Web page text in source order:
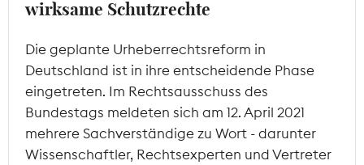
wirksame Schutzrechte
Die geplante Urheberrechtsreform in
Deutschland ist in ihre entscheidende Phase
eingetreten. Im Rechtsausschuss des
Bundestags meldeten sich am 12. April 2021
mehrere Sachverständige zu Wort - darunter
Wissenschaftler, Rechtsexperten und Vertreter